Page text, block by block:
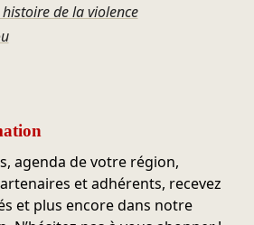
de la violence
agenda de votre région,
et adhérents, recevez
et plus encore dans notre